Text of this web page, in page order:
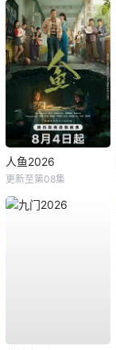
人鱼2026
更新至第08集